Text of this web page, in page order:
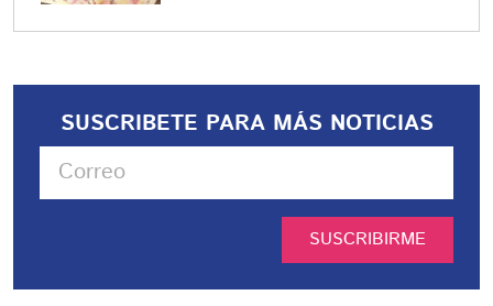
SUSCRIBETE PARA MÁS NOTICIAS
SUSCRIBIRME